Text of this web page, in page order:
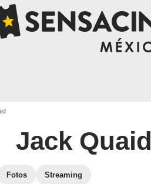
Jack Quaid
Fotos Streaming